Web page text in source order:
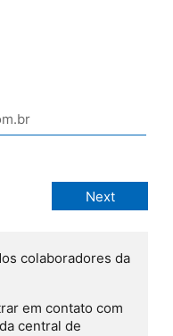
colaboradores da
em contato com
central de